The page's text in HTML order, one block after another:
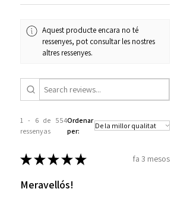
Aquest producte encara no té
ressenyes, pot consultar les nostres
altres ressenyes.
1 - 6 de 554
ressenyas
Ordenar
per:
★★★★★ fa 3 mesos
Meravellós!